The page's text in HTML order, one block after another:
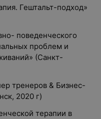
Гештальт-подход»
поведенческого
проблем и
(Санкт-
тренеров & Бизнес-
2020 г)
терапии в